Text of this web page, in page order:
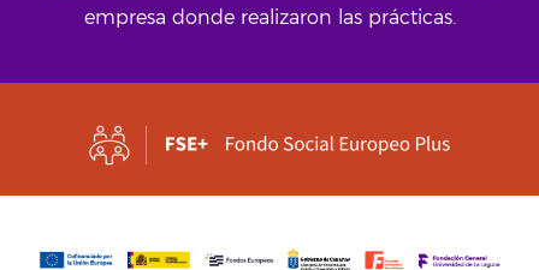
empresa donde realizaron las prácticas.